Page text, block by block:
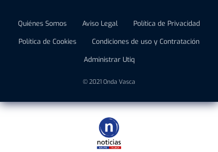
Quiénes Somos Aviso Legal
Política de Privacidad
Política de Cookies
Condiciones de uso y Contratación
Administrar Utiq
© 2021 Onda Vasca